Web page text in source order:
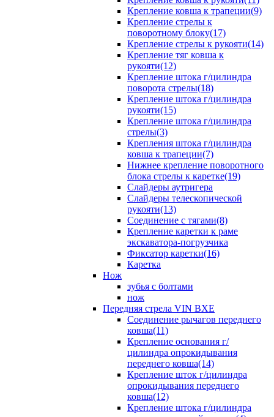
Крепление ковша к трапеции(9)
Крепление стрелы к
поворотному блоку(17)
Крепление стрелы к рукояти(14)
Крепление тяг ковша к
рукояти(12)
Крепление штока г/цилиндра
поворота стрелы(18)
Крепление штока г/цилиндра
рукояти(15)
Крепление штока г/цилиндра
стрелы(3)
Крепления штока г/цилиндра
ковша к трапеции(7)
Нижнее крепление поворотного
блока стрелы к каретке(19)
Слайдеры аутригера
Слайдеры телескопической
рукояти(13)
Соединение с тягами(8)
Крепление каретки к раме
экскаватора-погрузчика
Фиксатор каретки(16)
Каретка
Нож
зубья с болтами
нож
Передняя стрела VIN BXE
Cоединение рычагов переднего
ковша(11)
Крепление основания г/
цилиндра опрокидывания
переднего ковша(14)
Крепление шток г/цилиндра
опрокидывания переднего
ковша(12)
Крепление штока г/цилиндра